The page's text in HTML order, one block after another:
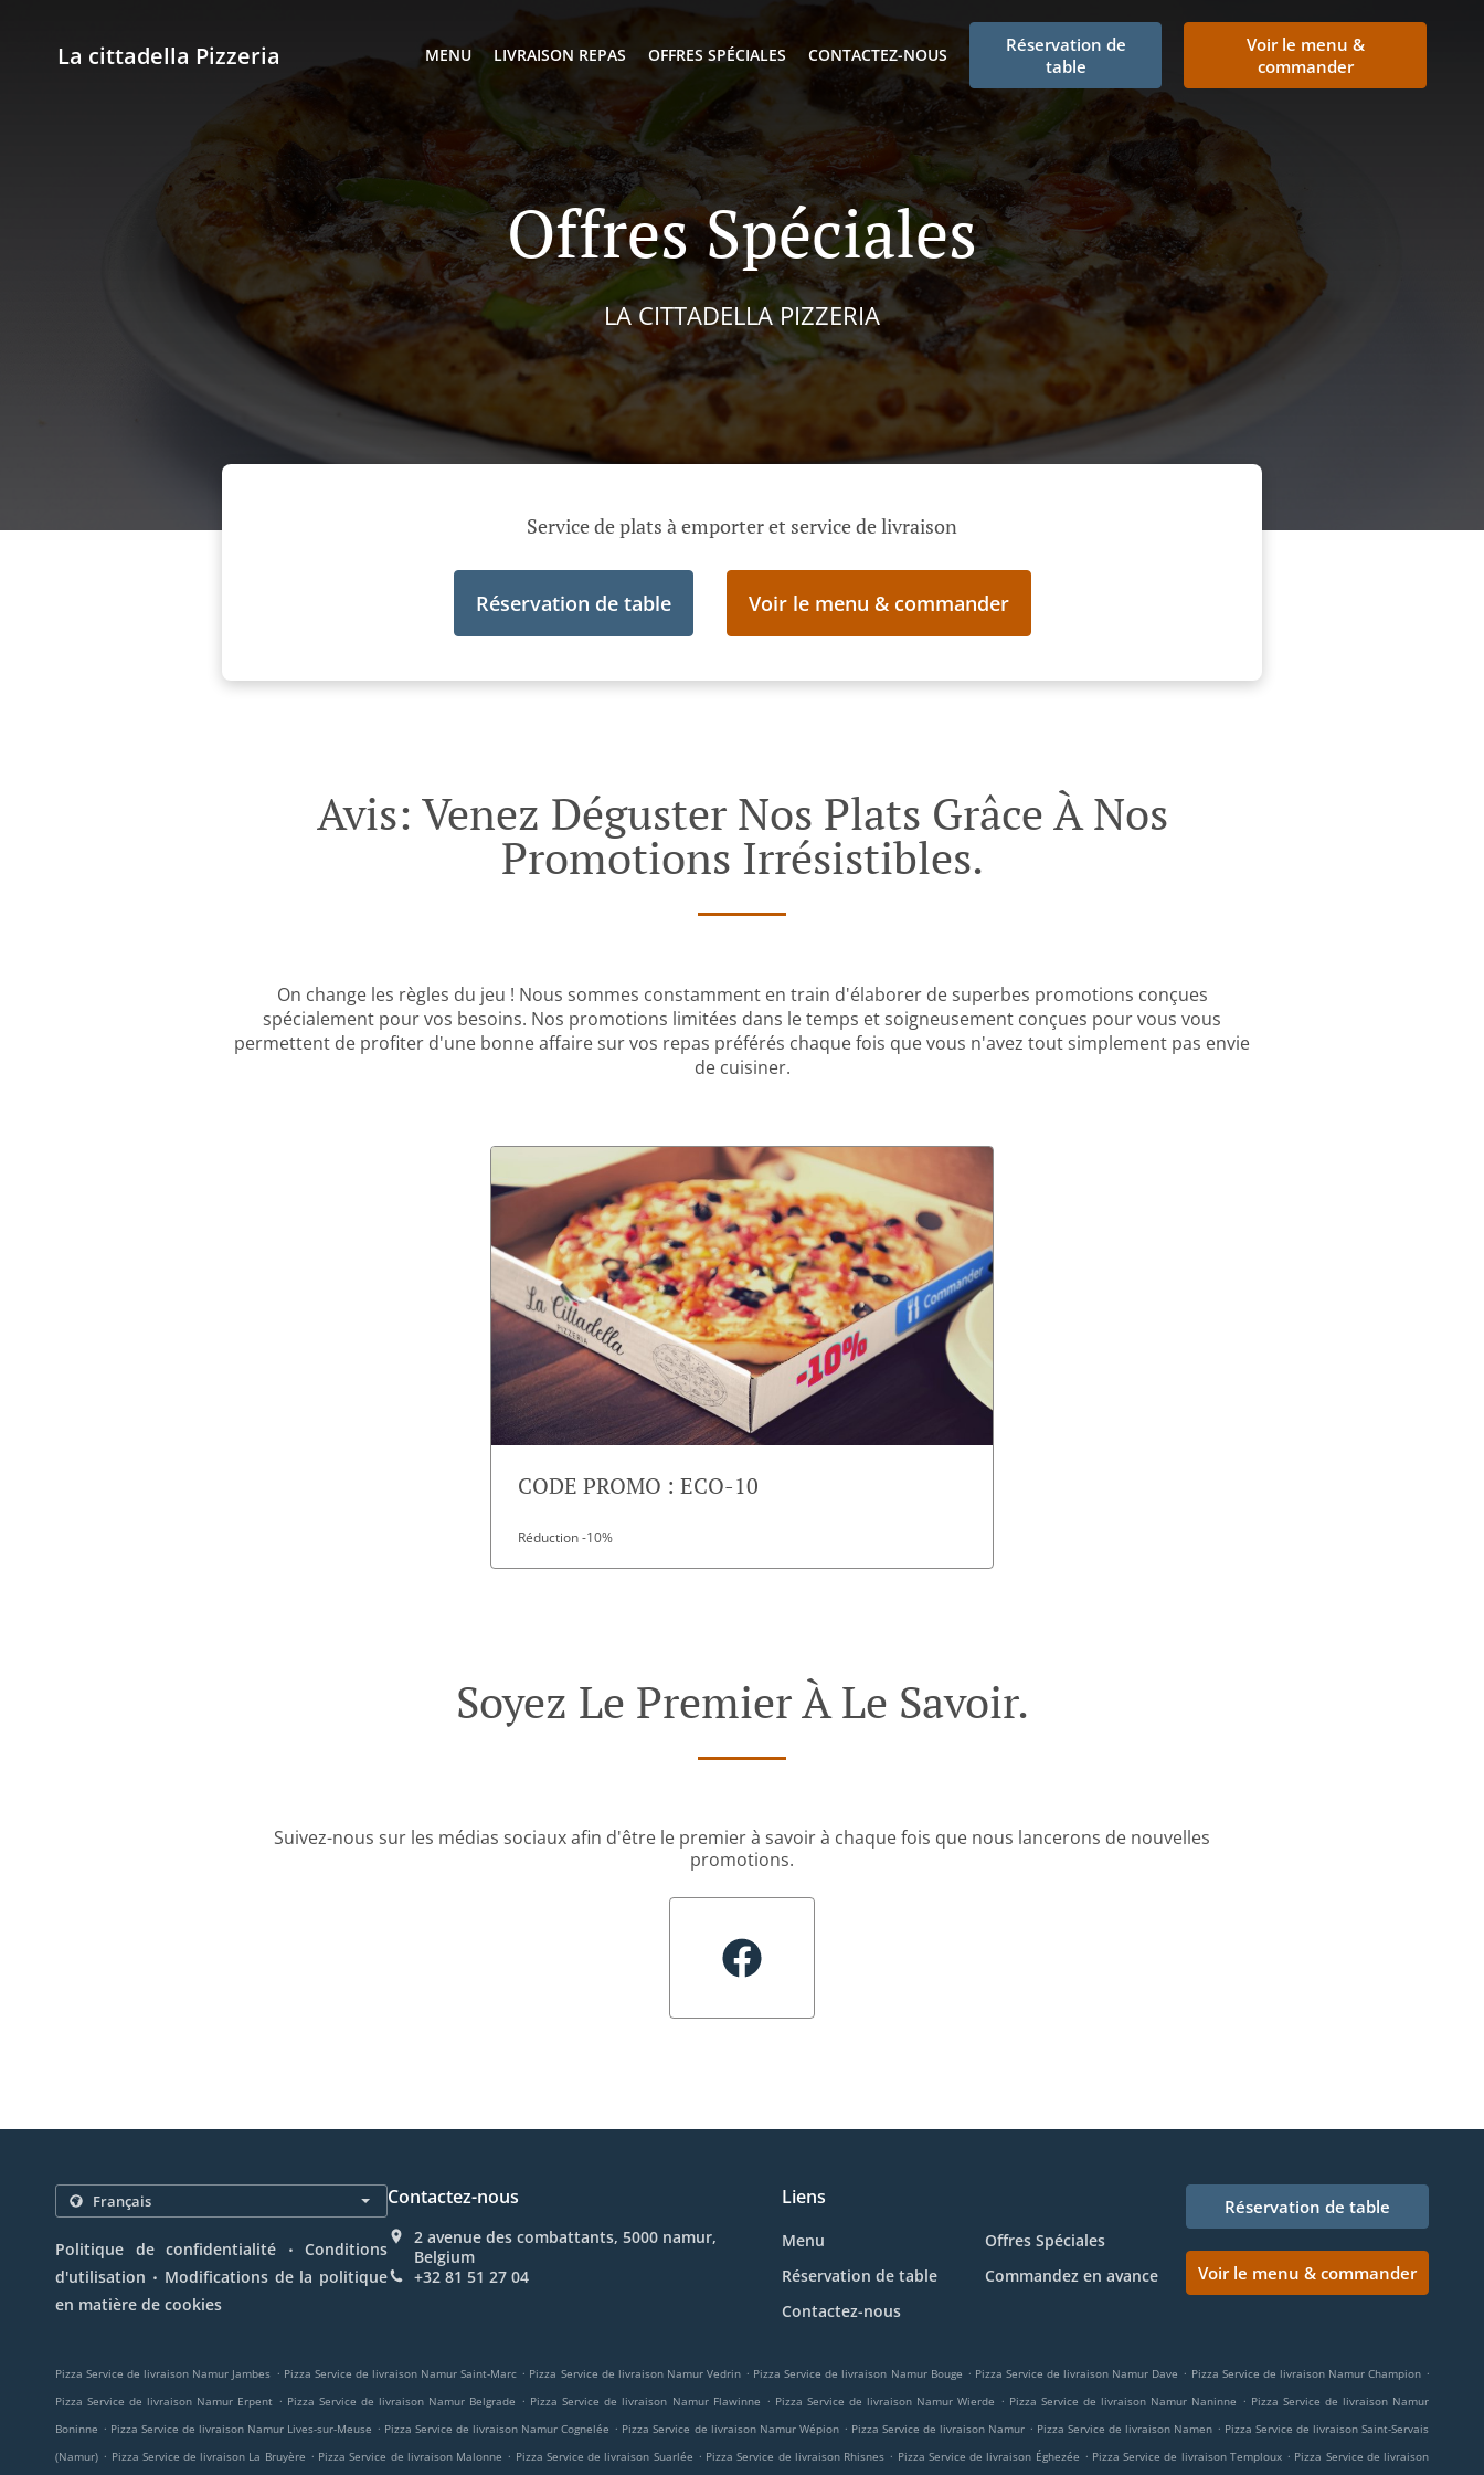
La cittadella Pizzeria MENU LIVRAISON REPAS OFFRES SPÉCIALES CONTACTEZ-NOUS
Réservation de
table
Voir le menu &
commander
Offres Spéciales
LA CITTADELLA PIZZERIA
Service de plats à emporter et service de livraison
Réservation de table Voir le menu & commander
Avis: Venez Déguster Nos Plats Grâce À Nos
Promotions Irrésistibles.
On change les règles du jeu ! Nous sommes constamment en train d'élaborer de superbes promotions conçues
spécialement pour vos besoins. Nos promotions limitées dans le temps et soigneusement conçues pour vous vous
permettent de profiter d'une bonne affaire sur vos repas préférés chaque fois que vous n'avez tout simplement pas envie
de cuisiner.
CODE PROMO : ECO-10
Réduction -10%
Soyez Le Premier À Le Savoir.
Suivez-nous sur les médias sociaux afin d'être le premier à savoir à chaque fois que nous lancerons de nouvelles
promotions.
Politique de confidentialité . Conditions
d'utilisation . Modifications de la politique
en matière de cookies
Contactez-nous
2 avenue des combattants, 5000 namur,
Belgium
+32 81 51 27 04
Liens
Menu
Offres Spéciales
Réservation de table
Commandez en avance
Contactez-nous
Réservation de table
Voir le menu & commander
Pizza Service de livraison Namur Jambes . Pizza Service de livraison Namur Saint-Marc . Pizza Service de livraison Namur Vedrin . Pizza Service de livraison Namur Bouge . Pizza Service de livraison Namur Dave . Pizza Service de livraison Namur Champion .
Pizza Service de livraison Namur Erpent . Pizza Service de livraison Namur Belgrade . Pizza Service de livraison Namur Flawinne . Pizza Service de livraison Namur Wierde . Pizza Service de livraison Namur Naninne . Pizza Service de livraison Namur
Boninne . Pizza Service de livraison Namur Lives-sur-Meuse . Pizza Service de livraison Namur Cognelée . Pizza Service de livraison Namur Wépion . Pizza Service de livraison Namur . Pizza Service de livraison Namen . Pizza Service de livraison Saint-Servais
(Namur) . Pizza Service de livraison La Bruyère . Pizza Service de livraison Malonne . Pizza Service de livraison Suarlée . Pizza Service de livraison Rhisnes . Pizza Service de livraison Éghezée . Pizza Service de livraison Temploux . Pizza Service de livraison